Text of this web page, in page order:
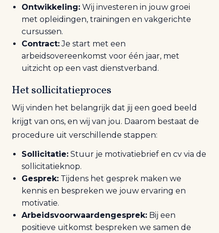
Ontwikkeling: Wij investeren in jouw groei
met opleidingen, trainingen en vakgerichte
cursussen.
Contract:Je start met een
arbeidsovereenkomst voor één jaar, met
uitzicht op een vast dienstverband.
Het sollicitatieproces
Wij vinden het belangrijk dat jij een goed beeld
krijgt van ons, en wij van jou. Daarom bestaat de
procedure uit verschillende stappen:
Sollicitatie: Stuur je motivatiebrief en cv via de
sollicitatieknop.
Gesprek: Tijdens het gesprek maken we
kennis en bespreken we jouw ervaring en
motivatie.
Arbeidsvoorwaardengesprek: Bij een
positieve uitkomst bespreken we samen de